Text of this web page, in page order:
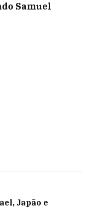
Samuel
Japão e